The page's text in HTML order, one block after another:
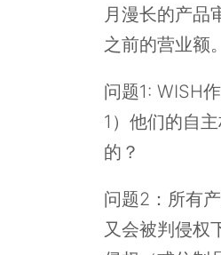
月漫长的产品
之前的营业额
问题1: WISH
1）他们的自
的？
问题2：所有
又会被判侵